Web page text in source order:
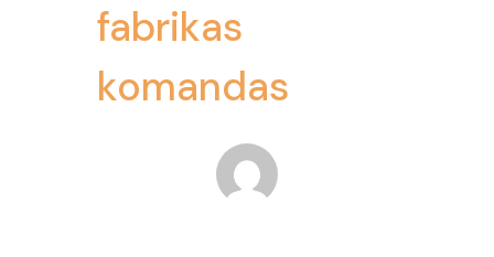
fabrikas
komandas